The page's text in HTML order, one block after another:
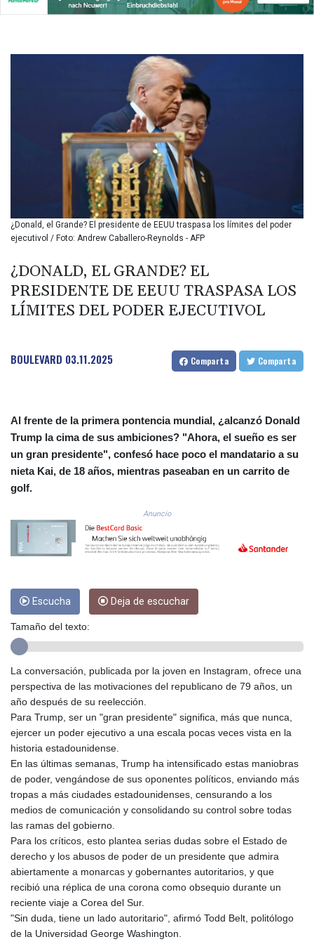
BIF 3459.187047
BMD 1.155508
BRL 5.903186
BSD 1.155368
BTN 109.941469
BWP 15.595008
BYN 3.440344
BYR
22647.956716
BZD 2.323635
CAD 1.610853
CDF
2611.447728
CHF 0.933883
CLP
CNY 7.798581
CNH 7.792526
CRC 525.224073
CUC 1.155508
CZK 24.260063
DJF 205.745052
DKK 7.475778
DOP 67.445728
ERN 17.33262
FJD 2.554253
GEL 3.021621
GGP 0.858821
GMD 85.507793
GNF
10147.737864
GYD 241.718112
HKD 9.065451
HRK 7.535417
HTG 151.068808
HUF 362.95604
IDR
ILS 3.46635
IMP 0.858821
INR 109.970331
IQD
IRR
1588650.168343
¿Donald, el Grande? El presidente de EEUU traspasa los límites del poder
ejecutivol / Foto: Andrew Caballero-Reynolds - AFP
¿DONALD, EL GRANDE? EL
PRESIDENTE DE EEUU TRASPASA LOS
LÍMITES DEL PODER EJECUTIVOL
BOULEVARD 03.11.2025 Comparta Comparta
Al frente de la primera pontencia mundial, ¿alcanzó Donald
Trump la cima de sus ambiciones? "Ahora, el sueño es ser
un gran presidente", confesó hace poco el mandatario a su
nieta Kai, de 18 años, mientras paseaban en un carrito de
golf.
Anuncio
Escucha Deja de escuchar
Tamaño del texto:
La conversación, publicada por la joven en Instagram, ofrece una
perspectiva de las motivaciones del republicano de 79 años, un
año después de su reelección.
Para Trump, ser un "gran presidente" significa, más que nunca,
ejercer un poder ejecutivo a una escala pocas veces vista en la
historia estadounidense.
En las últimas semanas, Trump ha intensificado estas maniobras
de poder, vengándose de sus oponentes políticos, enviando más
tropas a más ciudades estadounidenses, censurando a los
medios de comunicación y consolidando su control sobre todas
las ramas del gobierno.
Para los críticos, esto plantea serias dudas sobre el Estado de
derecho y los abusos de poder de un presidente que admira
abiertamente a monarcas y gobernantes autoritarios, y que
recibió una réplica de una corona como obsequio durante un
reciente viaje a Corea del Sur.
"Sin duda, tiene un lado autoritario", afirmó Todd Belt, politólogo
de la Universidad George Washington.